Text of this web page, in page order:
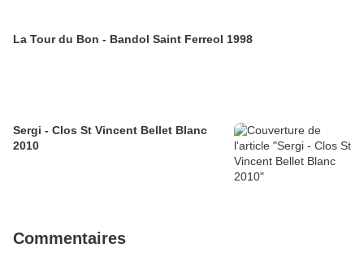
La Tour du Bon - Bandol Saint Ferreol 1998
Sergi - Clos St Vincent Bellet Blanc
2010
Commentaires